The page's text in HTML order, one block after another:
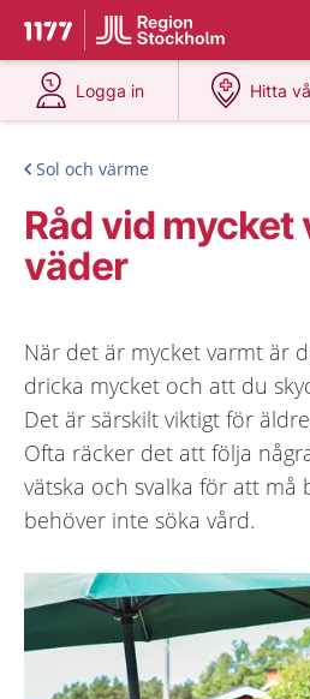
Till startsidan för 1177
Du har valt region
Logga in
på 1177.se
Hitta
på
Sol och värme
Råd vid mycket
väder
När det är mycket varmt är
dricka mycket och att du
Det är särskilt viktigt för
Ofta räcker det att följa
vätska och svalka för att må
behöver inte söka vård.